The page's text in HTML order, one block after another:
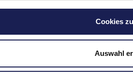
Cookies
Auswahl